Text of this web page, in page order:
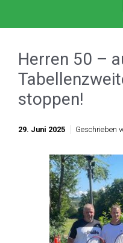
Herren 50 –
stoppen!
29. Juni 2025 Geschrieben